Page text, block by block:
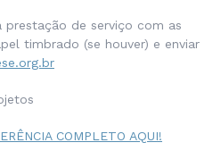
prestação de serviço com as
timbrado (se houver) e enviar
COMPLETO AQUI!